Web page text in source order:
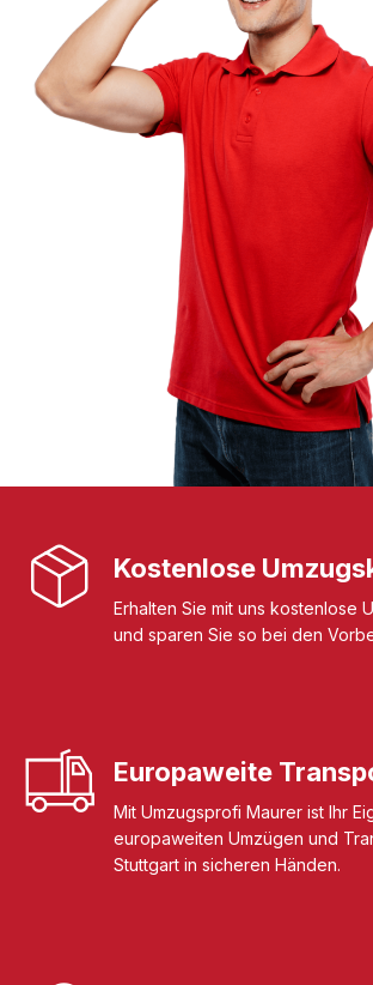
Kostenlose
Erhalten Sie mit uns kostenlose
und sparen Sie so bei den
Europaweite
Mit Umzugsprofi Maurer ist Ihr
europaweiten Umzügen und
Stuttgart in sicheren Händen.